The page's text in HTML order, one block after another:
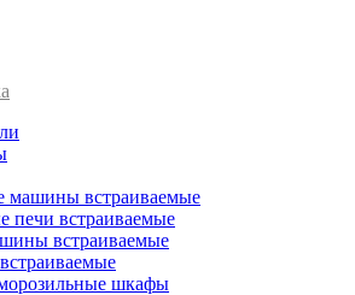
машины встраиваемые
печи встраиваемые
встраиваемые
шкафы